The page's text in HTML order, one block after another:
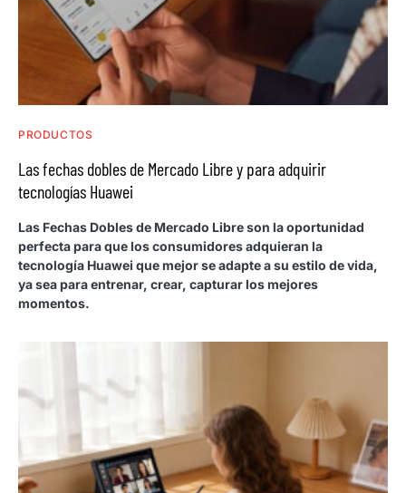
PRODUCTOS
Las fechas dobles de Mercado Libre y para adquirir
tecnologías Huawei
Las Fechas Dobles de Mercado Libre son la oportunidad
perfecta para que los consumidores adquieran la
tecnología Huawei que mejor se adapte a su estilo de vida,
ya sea para entrenar, crear, capturar los mejores
momentos.